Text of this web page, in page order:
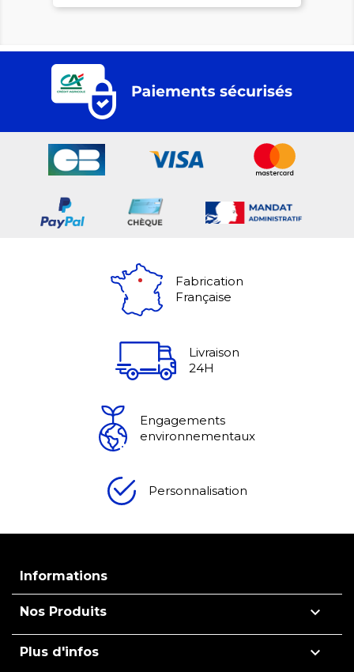
Fabrication
Française
Livraison
24H
Engagements
environnementaux
Personnalisation
Informations
Nos Produits 
Plus d'infos 